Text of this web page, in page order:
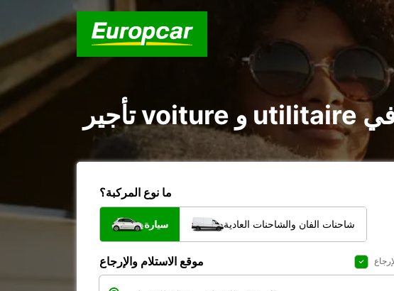
ما نوع المركبة؟
سيارة شاحنات الفان والشاحنات العادية
موقع الاستلام والإرجاع